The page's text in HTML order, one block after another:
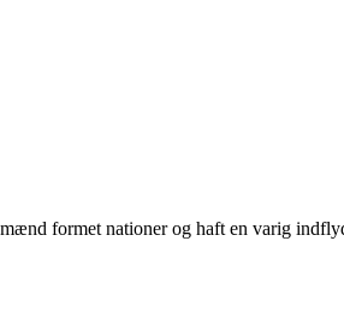
formet nationer og haft en varig